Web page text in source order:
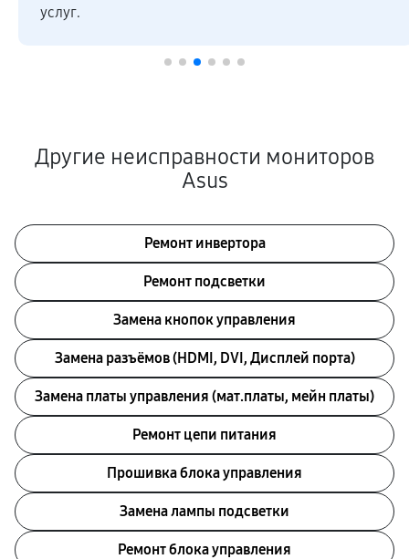
услуг.
Другие неисправности мониторов
Asus
Ремонт инвертора
Ремонт подсветки
Замена кнопок управления
Замена разъёмов (HDMI, DVI, Дисплей порта)
Замена платы управления (мат.платы, мейн платы)
Ремонт цепи питания
Прошивка блока управления
Замена лампы подсветки
Ремонт блока управления